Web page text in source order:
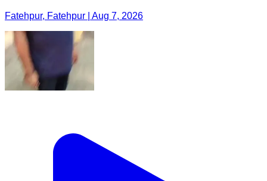
Fatehpur, Fatehpur | Aug 7, 2026